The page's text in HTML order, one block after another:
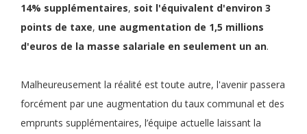
14% supplémentaires, soit l'équivalent d'environ 3
points de taxe, une augmentation de 1,5 millions
d'euros de la masse salariale en seulement un an.
Malheureusement la réalité est toute autre, l'avenir passera
forcément par une augmentation du taux communal et des
emprunts supplémentaires, l’équipe actuelle laissant la